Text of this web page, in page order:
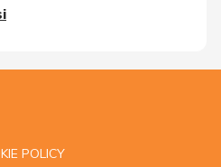
POLICY